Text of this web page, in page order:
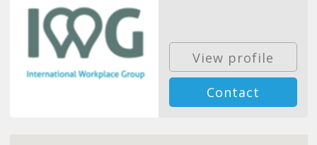
View profile
Contact